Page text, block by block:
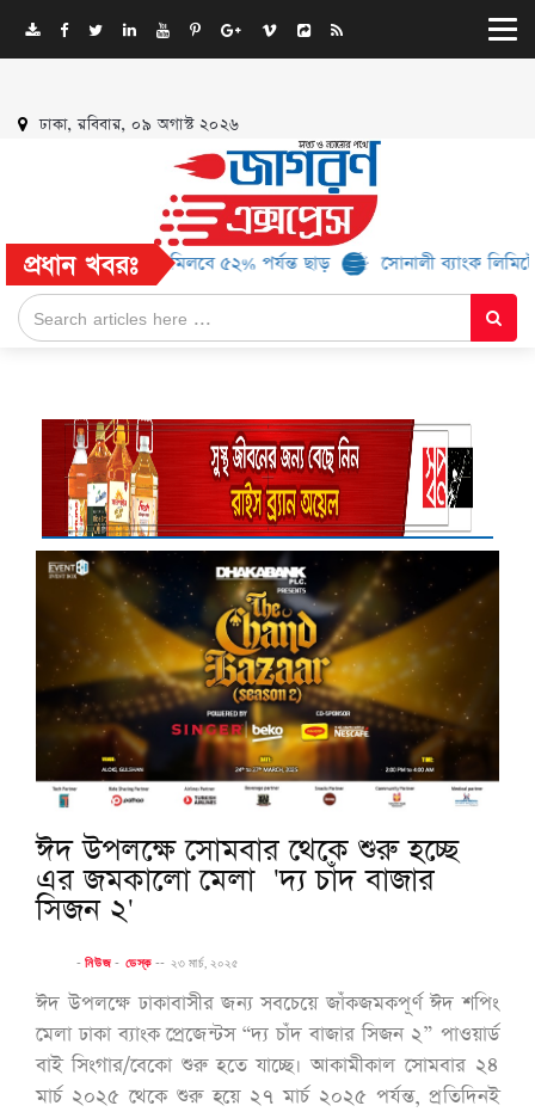
ঢাকা, রবিবার, ০৯ অগাস্ট ২০২৬
প্রধান খবরঃ
১৬ ব্র্যান্ড, মিলবে ৫২% পর্যন্ত ছাড় সোনালী ব্যাংক লিমিটেড-এর
ঈদ উপলক্ষে সোমবার থেকে শুরু হচ্ছে
এর জমকালো মেলা 'দ্য চাঁদ বাজার
সিজন ২'
-নিউজ - ডেস্ক -- ২৩ মার্চ, ২০২৫
ঈদ উপলক্ষে ঢাকাবাসীর জন্য সবচেয়ে জাঁকজমকপূর্ণ ঈদ শপিং
মেলা ঢাকা ব্যাংক প্রেজেন্টস “দ্য চাঁদ বাজার সিজন ২” পাওয়ার্ড
বাই সিংগার/বেকো শুরু হতে যাচ্ছে। আকামীকাল সোমবার ২৪
মার্চ ২০২৫ থেকে শুরু হয়ে ২৭ মার্চ ২০২৫ পর্যন্ত, প্রতিদিনই